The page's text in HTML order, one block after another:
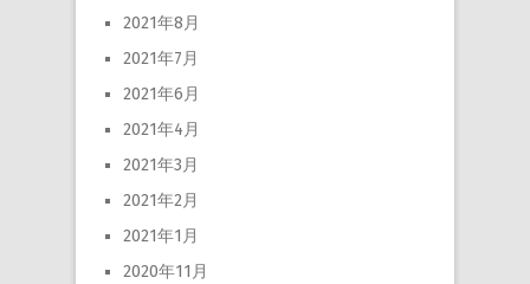
2021年8月
2021年7月
2021年6月
2021年4月
2021年3月
2021年2月
2021年1月
2020年11月